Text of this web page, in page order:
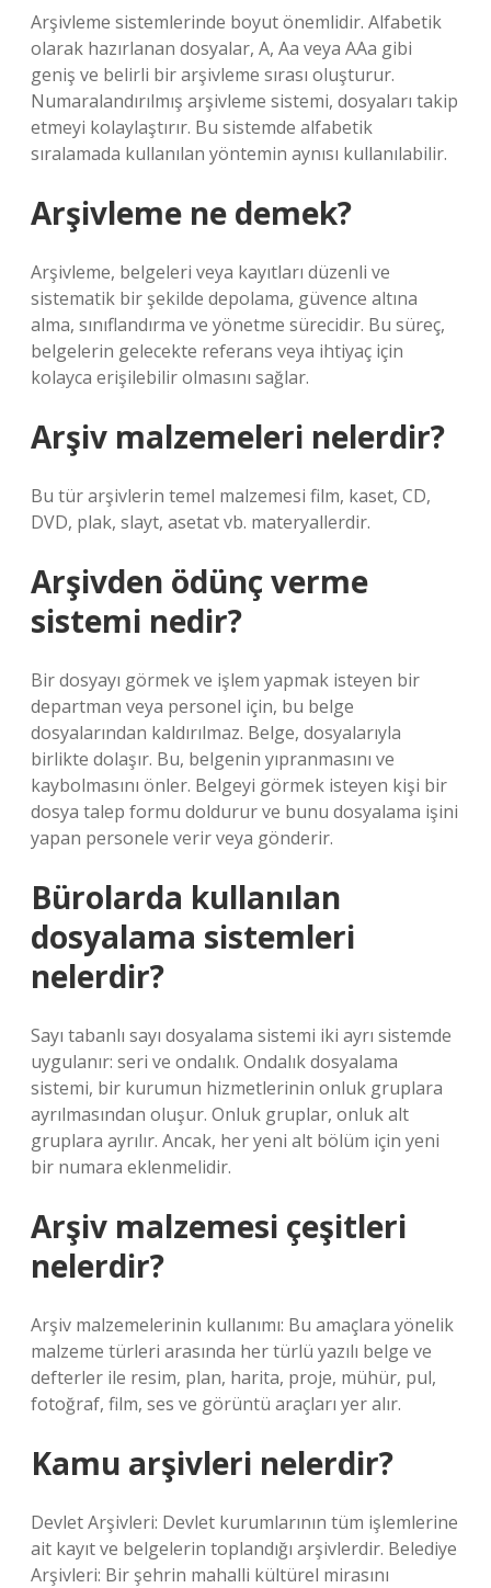
Arşivleme sistemlerinde boyut önemlidir. Alfabetik
olarak hazırlanan dosyalar, A, Aa veya AAa gibi
geniş ve belirli bir arşivleme sırası oluşturur.
Numaralandırılmış arşivleme sistemi, dosyaları takip
etmeyi kolaylaştırır. Bu sistemde alfabetik
sıralamada kullanılan yöntemin aynısı kullanılabilir.
Arşivleme ne demek?
Arşivleme, belgeleri veya kayıtları düzenli ve
sistematik bir şekilde depolama, güvence altına
alma, sınıflandırma ve yönetme sürecidir. Bu süreç,
belgelerin gelecekte referans veya ihtiyaç için
kolayca erişilebilir olmasını sağlar.
Arşiv malzemeleri nelerdir?
Bu tür arşivlerin temel malzemesi film, kaset, CD,
DVD, plak, slayt, asetat vb. materyallerdir.
Arşivden ödünç verme
sistemi nedir?
Bir dosyayı görmek ve işlem yapmak isteyen bir
departman veya personel için, bu belge
dosyalarından kaldırılmaz. Belge, dosyalarıyla
birlikte dolaşır. Bu, belgenin yıpranmasını ve
kaybolmasını önler. Belgeyi görmek isteyen kişi bir
dosya talep formu doldurur ve bunu dosyalama işini
yapan personele verir veya gönderir.
Bürolarda kullanılan
dosyalama sistemleri
nelerdir?
Sayı tabanlı sayı dosyalama sistemi iki ayrı sistemde
uygulanır: seri ve ondalık. Ondalık dosyalama
sistemi, bir kurumun hizmetlerinin onluk gruplara
ayrılmasından oluşur. Onluk gruplar, onluk alt
gruplara ayrılır. Ancak, her yeni alt bölüm için yeni
bir numara eklenmelidir.
Arşiv malzemesi çeşitleri
nelerdir?
Arşiv malzemelerinin kullanımı: Bu amaçlara yönelik
malzeme türleri arasında her türlü yazılı belge ve
defterler ile resim, plan, harita, proje, mühür, pul,
fotoğraf, film, ses ve görüntü araçları yer alır.
Kamu arşivleri nelerdir?
Devlet Arşivleri: Devlet kurumlarının tüm işlemlerine
ait kayıt ve belgelerin toplandığı arşivlerdir. Belediye
Arşivleri: Bir şehrin mahalli kültürel mirasını